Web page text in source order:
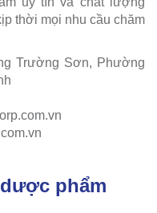
thời mọi nhu cầu chăm
Trường Sơn, Phường
phẩm